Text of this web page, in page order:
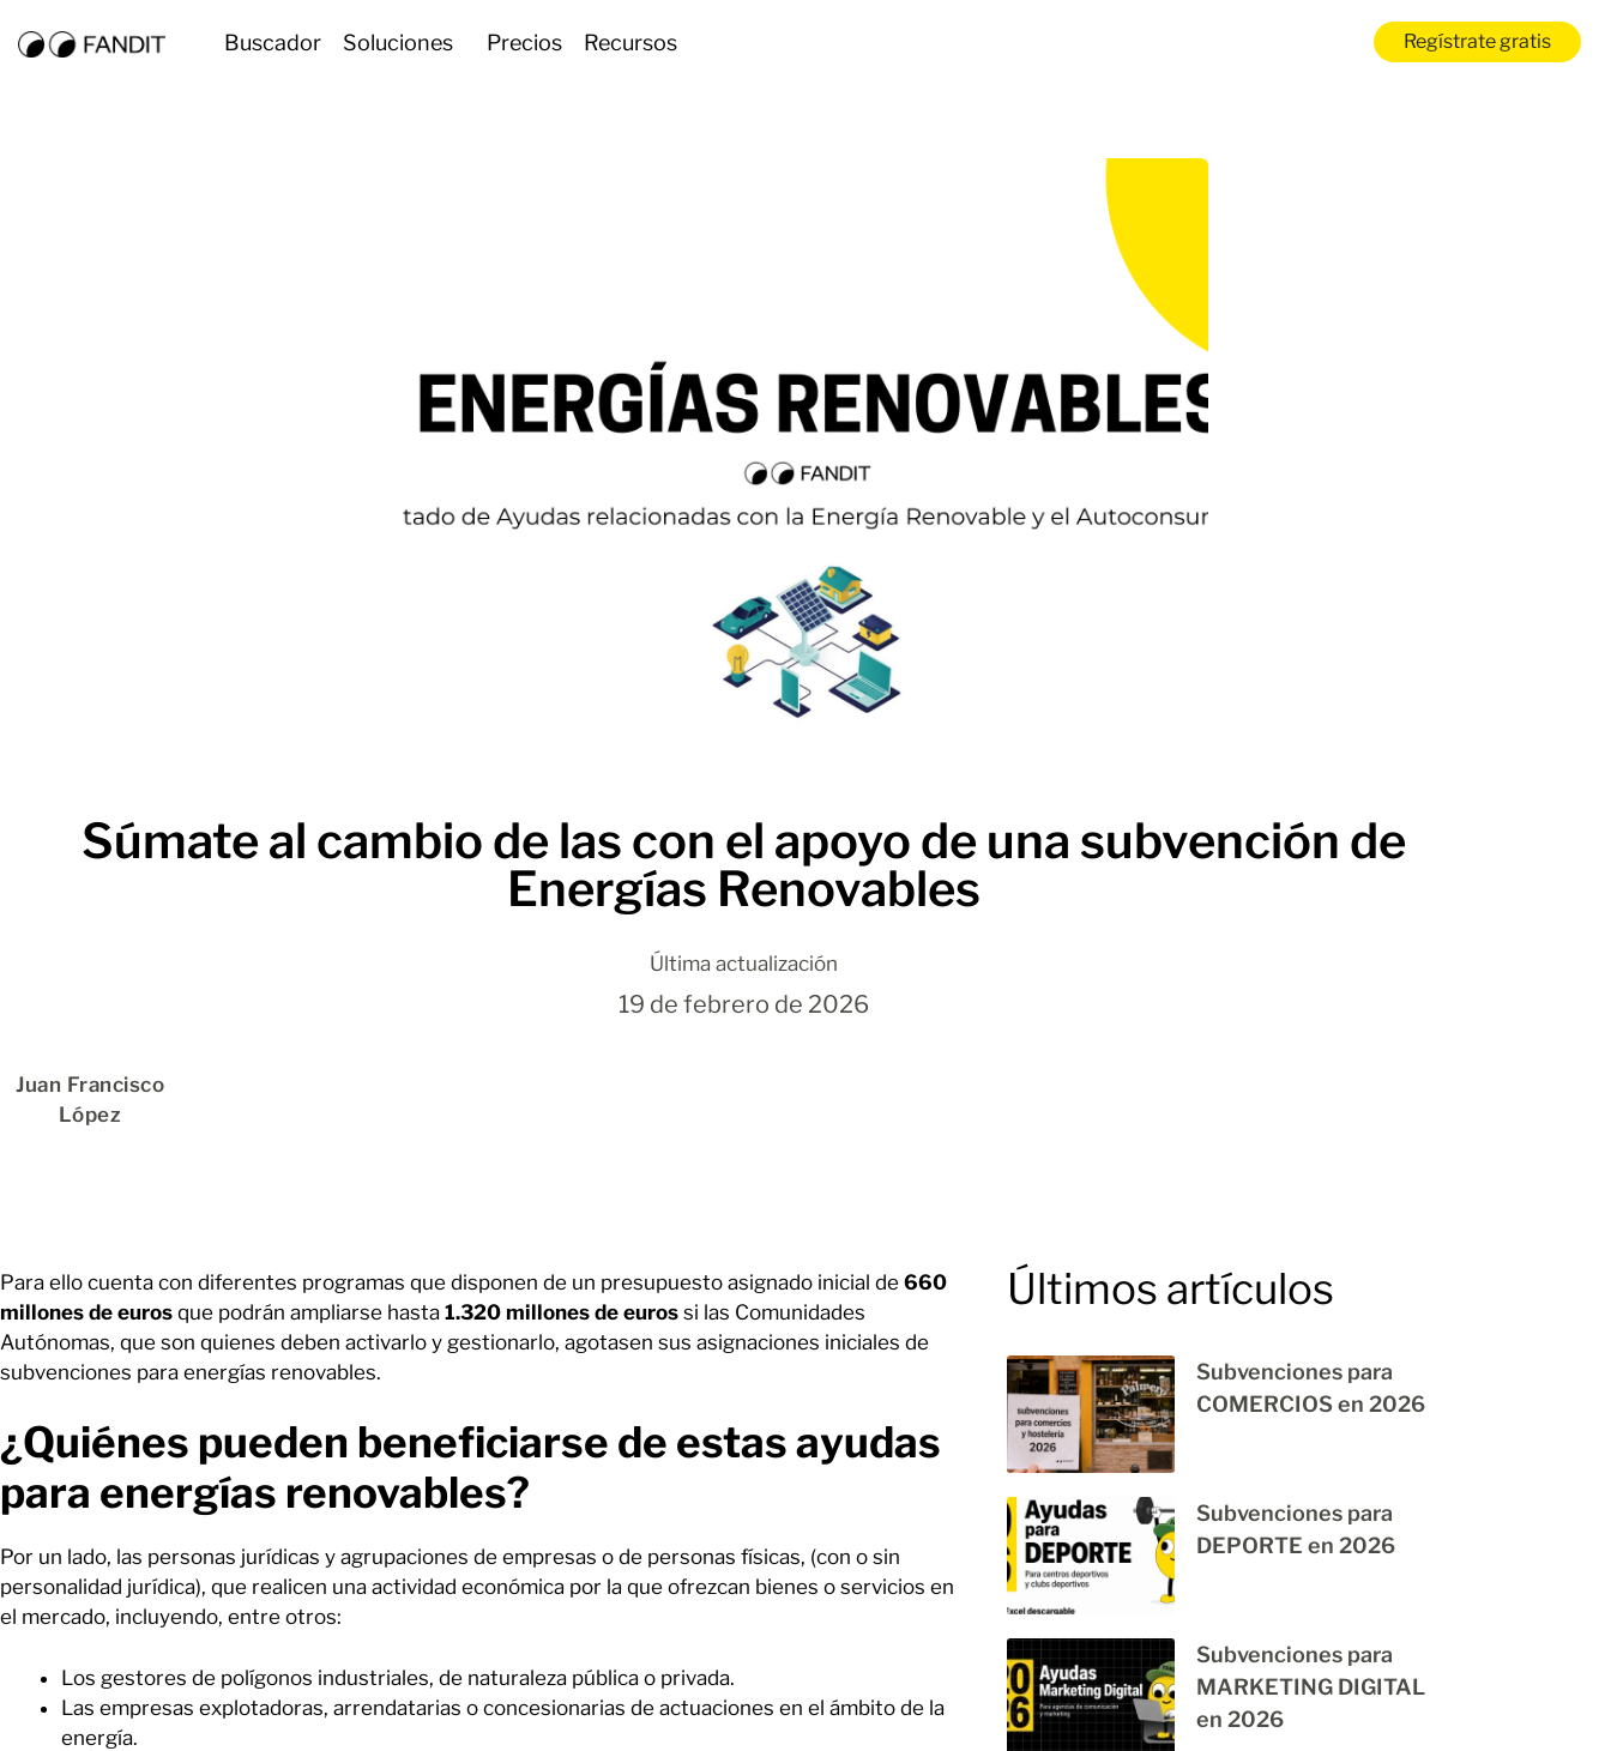
Buscador Soluciones Precios Recursos Regístrate gratis
Súmate al cambio de las con el apoyo de una subvención de
Energías Renovables
Última actualización
19 de febrero de 2026
Juan Francisco
López
Para ello cuenta con diferentes programas que disponen de un presupuesto asignado inicial de 660
millones de euros que podrán ampliarse hasta 1.320 millones de euros si las Comunidades
Autónomas, que son quienes deben activarlo y gestionarlo, agotasen sus asignaciones iniciales de
subvenciones para energías renovables.
¿Quiénes pueden beneficiarse de estas ayudas
para energías renovables?
Por un lado, las personas jurídicas y agrupaciones de empresas o de personas físicas, (con o sin
personalidad jurídica), que realicen una actividad económica por la que ofrezcan bienes o servicios en
el mercado, incluyendo, entre otros:
Los gestores de polígonos industriales, de naturaleza pública o privada.
Las empresas explotadoras, arrendatarias o concesionarias de actuaciones en el ámbito de la
energía.
Últimos artículos
Subvenciones para
COMERCIOS en 2026
Subvenciones para
DEPORTE en 2026
Subvenciones para
MARKETING DIGITAL
en 2026